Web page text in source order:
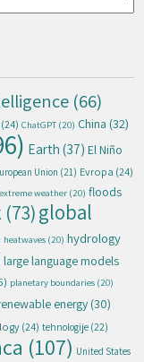
(66)
(24) ChatGPT (20) China (32)
Earth (37) El Niño
Union (21) Evropa (24)
extreme weather (20) floods
(73)global
heatwaves (20) hydrology
large language models
planetary boundaries (20)
energy (30)
(24) tehnologije (22)
(107) United States